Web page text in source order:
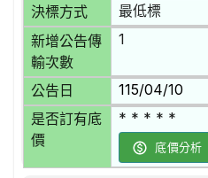
決標方式 最低標
新增公告傳
輸次數
1
公告日 115/04/10
是否訂有底
價
* * * * *
底價分析